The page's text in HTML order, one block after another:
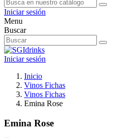
Iniciar sesión
Menu
Buscar
Iniciar sesión
Inicio
Vinos Fichas
Vinos Fichas
Emina Rose
Emina Rose